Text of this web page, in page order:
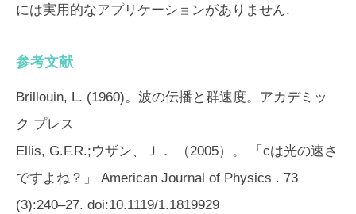
には実用的なアプリケーションがありません.
参考文献
Brillouin, L. (1960)。波の伝播と群速度。アカデミッ
ク プレス
Ellis, G.F.R.;ウザン、Ｊ． （2005）。 「cは光の速さ
ですよね？」 American Journal of Physics . 73
(3):240–27. doi:10.1119/1.1819929